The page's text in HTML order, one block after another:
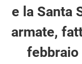
e la Santa
armate,
febbraio